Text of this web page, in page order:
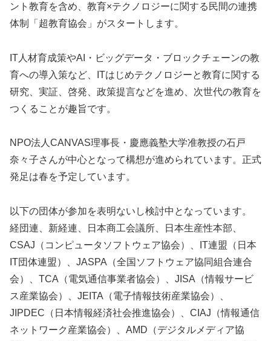
ント教育を含め、教育×テクノロジーに関する民間の連携
体制「超教育協会」がスタートします。
IT人材育成策やAI・ビッグデータ・ブロックチェーンの教
育への導入策など、ITはじめテクノロジーと教育に関する
研究、実証、啓発、政策提言などを進め、次世代の教育を
つくることが趣旨です。
NPO法人CANVAS理事長・慶應義塾大学准教授の石戸
奈々子さんが中心となって構想が進められています。正式
発足は春を予定しています。
以下の団体が参加を表明ないし検討中となっています。
経団連、新経連、日本商工会議所、日本生産性本部、
CSAJ（コンピュータソフトウェア協会）、IT連盟（日本
IT団体連盟）、JASPA（全国ソフトウェア協同組合連合
会）、TCA（電気通信事業者協会）、JISA（情報サービ
ス産業協会）、JEITA（電子情報技術産業協会）、
JIPDEC（日本情報経済社会推進協会）、CIAJ（情報通信
ネットワーク産業協会）、AMD（デジタルメディア協